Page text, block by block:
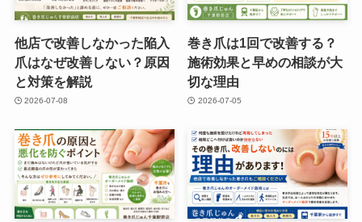
他店で改善しなかった陥入
爪はなぜ改善しない？原因
と対策を解説
2026-07-08
巻き爪は1回で改善する？
施術効果と早めの相談が大
切な理由
2026-07-05